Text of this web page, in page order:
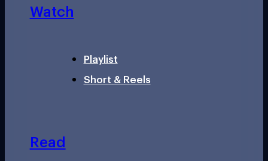
Watch
Playlist
Short & Reels
Read